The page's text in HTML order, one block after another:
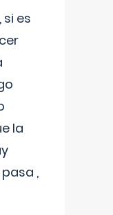
es
la
,